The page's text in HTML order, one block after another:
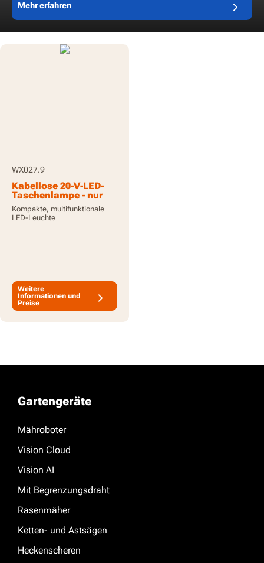
Mehr erfahren
WX027.9
Kabellose 20-V-LED-
Taschenlampe - nur
Werkzeug
Kompakte, multifunktionale
LED-Leuchte
Weitere
Informationen und
Preise
Gartengeräte
Mähroboter
Vision Cloud
Vision AI
Mit Begrenzungsdraht
Rasenmäher
Ketten- und Astsägen
Heckenscheren